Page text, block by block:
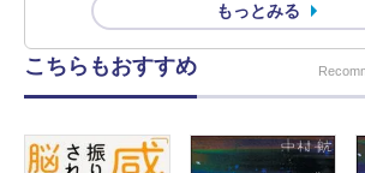
もっとみる
こちらもおすすめ